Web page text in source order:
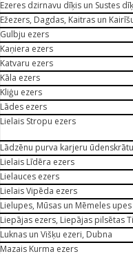
Ezeres dzirnavu dīķis un Sustes
Ežezers, Dagdas, Kaitras un
Gulbju ezers
Kaņiera ezers
Katvaru ezers
Kāla ezers
Kliģu ezers
Lādes ezers
Lielais Stropu ezers
Lādzēnu purva karjeru
Lielais Līdēra ezers
Lielauces ezers
Lielais Vipēda ezers
Lielupes, Mūsas un Mēmeles
Liepājas ezers, Liepājas pilsētas
Luknas un Višķu ezeri, Dubna
Mazais Kurma ezers